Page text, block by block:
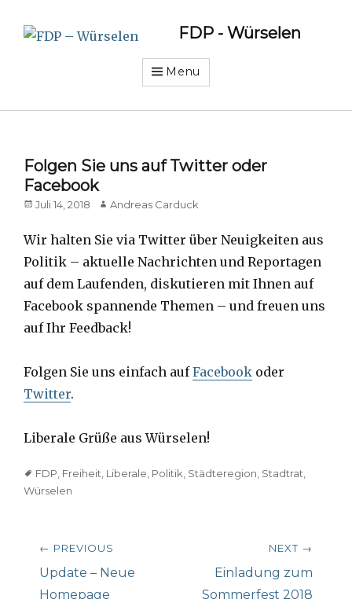
FDP - Würselen
Menu
Folgen Sie uns auf Twitter oder
Facebook
Posted
Juli 14, 2018 Author
Andreas Carduck
Wir halten Sie via Twitter über Neuigkeiten aus
Politik – aktuelle Nachrichten und Reportagen
auf dem Laufenden, diskutieren mit Ihnen auf
Facebook spannende Themen – und freuen uns
auf Ihr Feedback!
Folgen Sie uns einfach aufFacebook oder
Twitter.
Liberale Grüße aus Würselen!
TagsFDP Freiheit Liberale Politik Städteregion Stadtrat
Würselen
Beitragsnavigation
← PREVIOUS
Previous
post:
Update – Neue
Homepage
NEXT →
Next
post:
Einladung zum
Sommerfest 2018